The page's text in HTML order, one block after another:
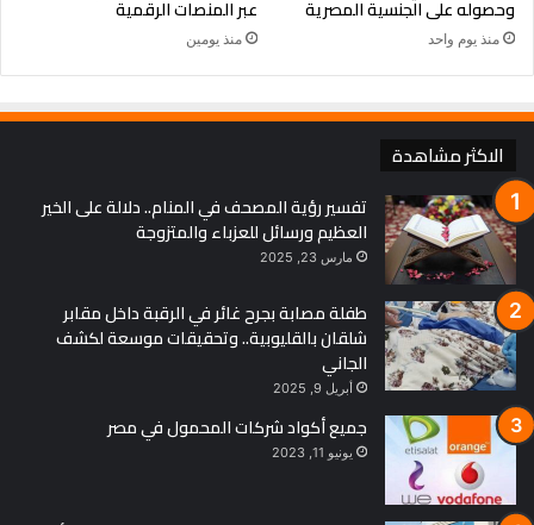
وحصوله على الجنسية المصرية
منذ يوم واحد
عبر المنصات الرقمية
منذ يومين
الاكثر مشاهدة
تفسير رؤية المصحف في المنام.. دلالة على الخير
العظيم ورسائل للعزباء والمتزوجة
مارس 23, 2025
طفلة مصابة بجرح غائر في الرقبة داخل مقابر
شلقان بالقليوبية.. وتحقيقات موسعة لكشف
الجاني
أبريل 9, 2025
جميع أكواد شركات المحمول في مصر
يونيو 11, 2023